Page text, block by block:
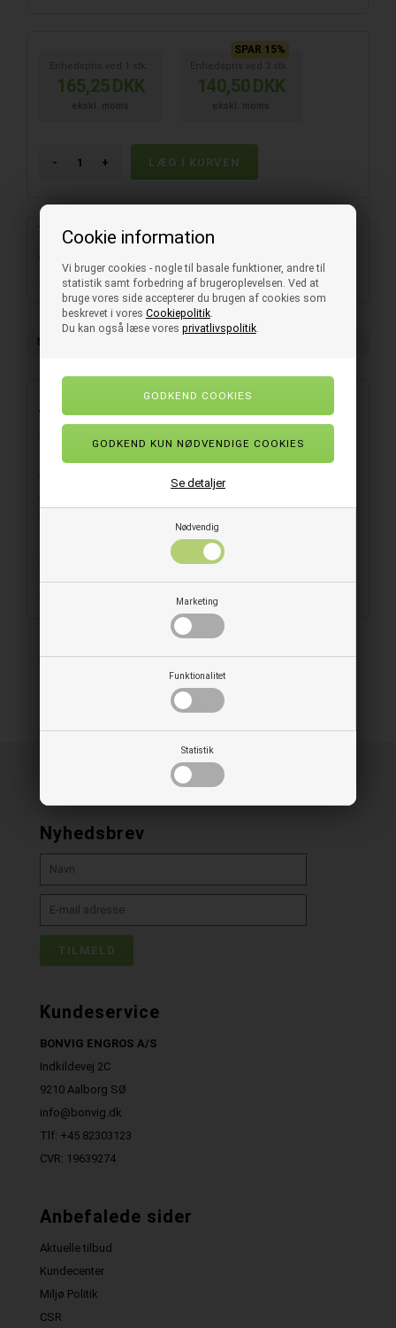
Cookie information
Vi bruger cookies - nogle til basale funktioner, andre til
statistik samt forbedring af brugeroplevelsen. Ved at
bruge vores side accepterer du brugen af cookies som
beskrevet i vores Cookiepolitik.
Du kan også læse vores privatlivspolitik.
Nødvendig
Marketing
Funktionalitet
Statistik
Se detaljer
165,25DKK
SPAR 15%
140,50DKK
- +
Varenummer:E100570
Vingemundstykke til støvsuger
Salgsenhed
Vingemundstykke med en diameter på 32 mm, som passer til
diverse støvsugere med 32 mm rør tykkelse.
Vingemundstykket er lavet i sort plast af høj kvalitet og er især
Nyhedsbrev
Kundeservice
BONVIG ENGROS A/S
Indkildevej 2C
9210 Aalborg SØ
info@bonvig.dk
Tlf: +45 82303123
CVR: 19639274
Anbefalede sider
Aktuelle tilbud
Kundecenter
Miljø Politik
CSR